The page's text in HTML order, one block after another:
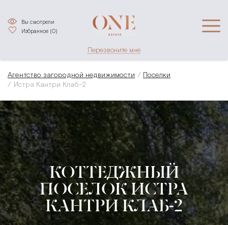
Избранное (0)
Вы смотрели
Перезвоните мне
Агентство загородной недвижимости
Поселки
Истра Кантри Клаб-2
КОТТЕДЖНЫЙ
ПОСЕЛОК ИСТРА
КАНТРИ КЛАБ-2